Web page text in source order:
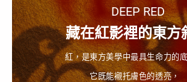
DEEP RED
藏在紅影裡的東方
紅，是東方美學中最具生命力的
它既能襯托膚色的透亮，